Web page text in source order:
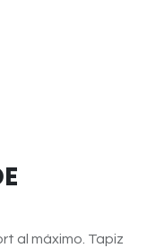
al máximo. Tapiz